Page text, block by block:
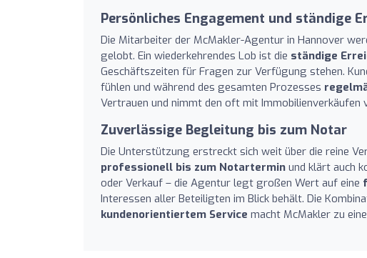
Persönliches Engagement und ständige
Die Mitarbeiter der McMakler-Agentur in Hannover
gelobt. Ein wiederkehrendes Lob ist die ständige
Geschäftszeiten für Fragen zur Verfügung stehen.
fühlen und während des gesamten Prozesses
Vertrauen und nimmt den oft mit Immobilienverkäufen
Zuverlässige Begleitung bis zum Notar
Die Unterstützung erstreckt sich weit über die reine
professionell bis zum Notartermin und klärt auch
oder Verkauf – die Agentur legt großen Wert auf eine
Interessen aller Beteiligten im Blick behält. Die
kundenorientiertem Service macht McMakler zu